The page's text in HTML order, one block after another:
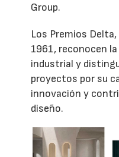
Group.
Los Premios
1961, reconocen
industrial y
proyectos por su
innovación y
diseño.